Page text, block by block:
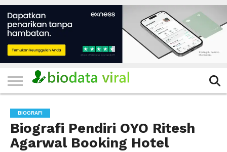
HOME
FILTER
KATEGORI
IKLAN
GRATIS
TERVIRAL
TRADING
KOMUNITAS
BERITA
BISNIS
LAINNYA
BIOGRAFI
Biografi Pendiri OYO Ritesh
Agarwal Booking Hotel